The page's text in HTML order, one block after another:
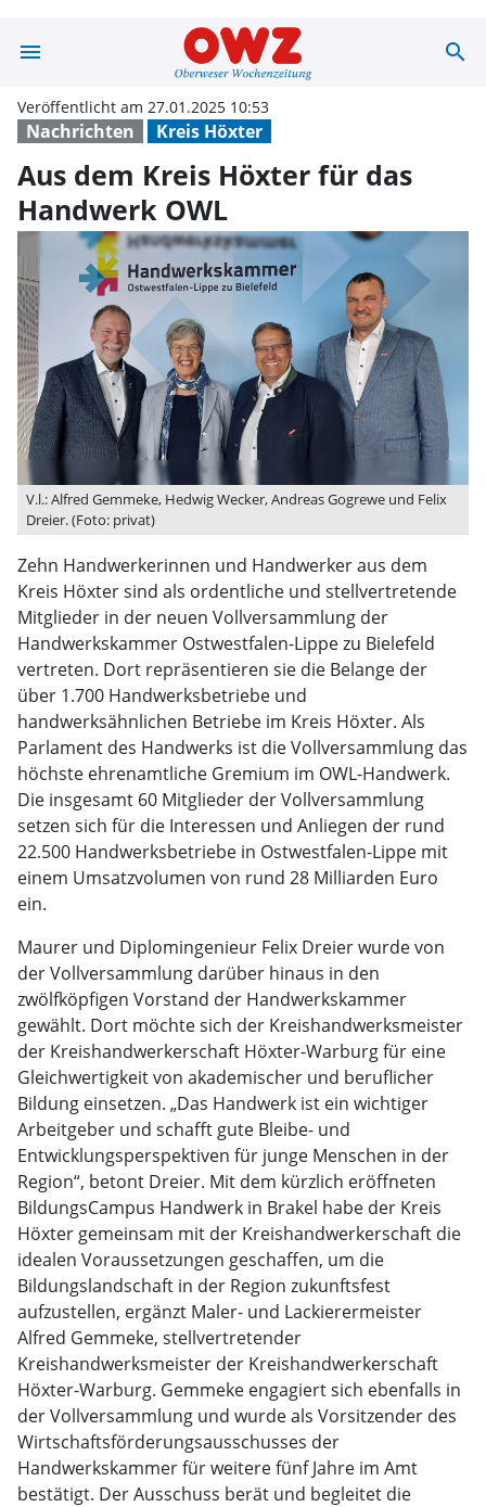
menu Aus dem Kreissearch
Nachrichten Kreis Höxter
Veröffentlicht am 27.01.2025 10:53
Aus dem Kreis Höxter für das
Handwerk OWL
V.l.: Alfred Gemmeke, Hedwig Wecker, Andreas Gogrewe und Felix
Dreier. (Foto: privat)
Zehn Handwerkerinnen und Handwerker aus dem
Kreis Höxter sind als ordentliche und stellvertretende
Mitglieder in der neuen Vollversammlung der
Handwerkskammer Ostwestfalen-Lippe zu Bielefeld
vertreten. Dort repräsentieren sie die Belange der
über 1.700 Handwerksbetriebe und
handwerksähnlichen Betriebe im Kreis Höxter. Als
Parlament des Handwerks ist die Vollversammlung das
höchste ehrenamtliche Gremium im OWL-Handwerk.
Die insgesamt 60 Mitglieder der Vollversammlung
setzen sich für die Interessen und Anliegen der rund
22.500 Handwerksbetriebe in Ostwestfalen-Lippe mit
einem Umsatzvolumen von rund 28 Milliarden Euro
ein.
Maurer und Diplomingenieur Felix Dreier wurde von
der Vollversammlung darüber hinaus in den
zwölfköpfigen Vorstand der Handwerkskammer
gewählt. Dort möchte sich der Kreishandwerksmeister
der Kreishandwerkerschaft Höxter-Warburg für eine
Gleichwertigkeit von akademischer und beruflicher
Bildung einsetzen. „Das Handwerk ist ein wichtiger
Arbeitgeber und schafft gute Bleibe- und
Entwicklungsperspektiven für junge Menschen in der
Region“, betont Dreier. Mit dem kürzlich eröffneten
BildungsCampus Handwerk in Brakel habe der Kreis
Höxter gemeinsam mit der Kreishandwerkerschaft die
idealen Voraussetzungen geschaffen, um die
Bildungslandschaft in der Region zukunftsfest
aufzustellen, ergänzt Maler- und Lackierermeister
Alfred Gemmeke, stellvertretender
Kreishandwerksmeister der Kreishandwerkerschaft
Höxter-Warburg. Gemmeke engagiert sich ebenfalls in
der Vollversammlung und wurde als Vorsitzender des
Wirtschaftsförderungsausschusses der
Handwerkskammer für weitere fünf Jahre im Amt
bestätigt. Der Ausschuss berät und begleitet die